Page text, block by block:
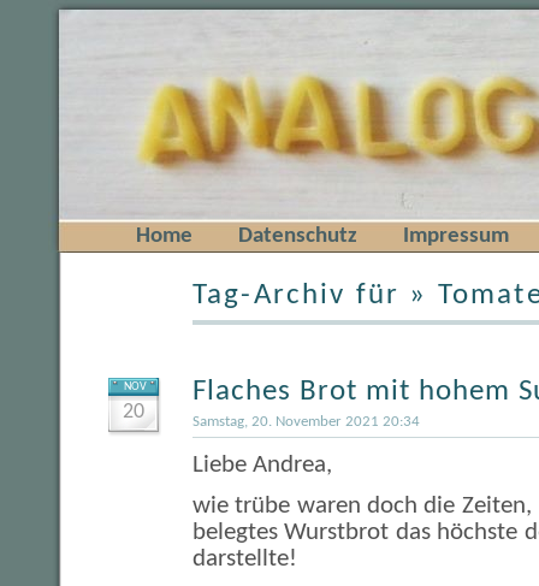
Home Datenschutz Impressum
Tag-Archiv für »
NOV
20
Flaches Brot mit hohem
Samstag, 20. November 2021 20:34
Liebe Andrea,
wie trübe waren doch die
belegtes Wurstbrot das höchste
darstellte!